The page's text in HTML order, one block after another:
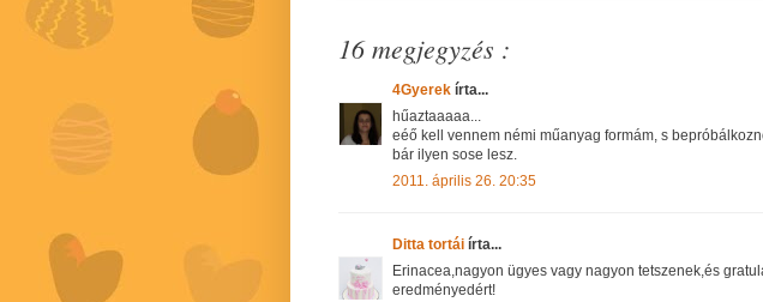
16 megjegyzés :
4Gyerek írta...
hűaztaaaaa...
eéő kell vennem némi műanyag formám, s
bár ilyen sose lesz.
2011. április 26. 20:35
Ditta tortái írta...
Erinacea,nagyon ügyes vagy nagyon tetszenek,és
eredményedért!